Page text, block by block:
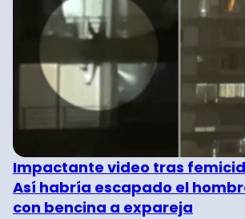
Impactante video tras
Así habría escapado el
con bencina a expareja